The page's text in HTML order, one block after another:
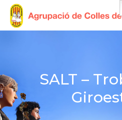
SALT –